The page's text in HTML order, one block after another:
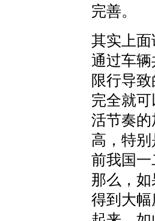
完善。
其实上
通过车
限行导
完全就
活节奏
高，特
前我国
那么，
得到大